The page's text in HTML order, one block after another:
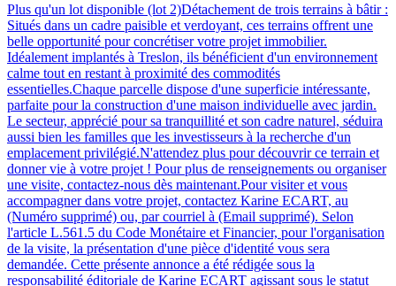
Plus qu'un lot disponible (lot 2)Détachement de trois terrains à bâtir :
Situés dans un cadre paisible et verdoyant, ces terrains offrent une
belle opportunité pour concrétiser votre projet immobilier.
Idéalement implantés à Treslon, ils bénéficient d'un environnement
calme tout en restant à proximité des commodités
essentielles.Chaque parcelle dispose d'une superficie intéressante,
parfaite pour la construction d'une maison individuelle avec jardin.
Le secteur, apprécié pour sa tranquillité et son cadre naturel, séduira
aussi bien les familles que les investisseurs à la recherche d'un
emplacement privilégié.N'attendez plus pour découvrir ce terrain et
donner vie à votre projet ! Pour plus de renseignements ou organiser
une visite, contactez-nous dès maintenant.Pour visiter et vous
accompagner dans votre projet, contactez Karine ECART, au
(Numéro supprimé) ou, par courriel à (Email supprimé). Selon
l'article L.561.5 du Code Monétaire et Financier, pour l'organisation
de la visite, la présentation d'une pièce d'identité vous sera
demandée. Cette présente annonce a été rédigée sous la
responsabilité éditoriale de Karine ECART agissant sous le statut